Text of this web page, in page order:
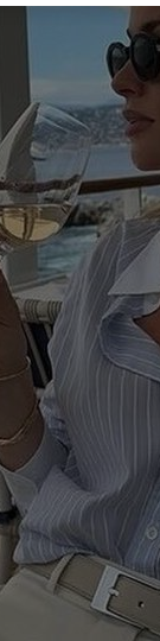
zarządzania
i
przeglądarki.
przetwarzać dane
do nich.
Partnerów